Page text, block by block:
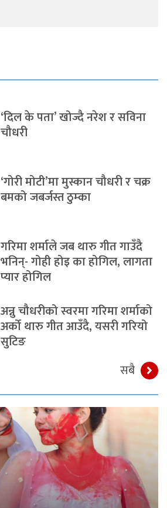
‘दिल के पता’ खोज्दै नरेश र सविना
चौधरी
‘गोरी मोटी’मा मुस्कान चौधरी र चक्र
बमको जबर्जस्त ठुम्का
गरिमा शर्माले जब थारु गीत गाउँदै
भनिन्- गोही होइ का होगिल, लागता
प्यार होगिल
अन्नु चौधरीको स्वरमा गरिमा शर्माको
अर्को थारु गीत आउँदै, यसरी गरियो
सुटिङ
सबै